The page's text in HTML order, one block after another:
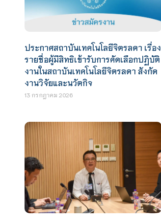
ประกาศสถาบันเทคโนโลยีจิตรลดา เรื่อง
รายชื่อผู้มีสิทธิเข้ารับการคัดเลือกปฏิบัติ
งานในสถาบันเทคโนโลยีจิตรลดา สังกัด
งานวิจัยและนวัตกิจ
13 กรกฎาคม 2026